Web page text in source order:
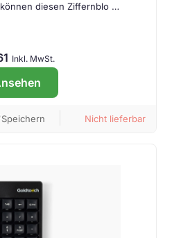
diesen Ziffernblo …
Inkl. MwSt.
Speichern Nicht lieferbar